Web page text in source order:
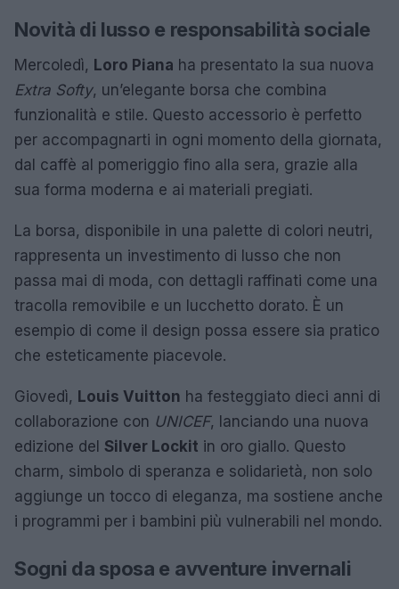
Novità di lusso e responsabilità sociale
Mercoledì, Loro Piana ha presentato la sua nuova
Extra Softy, un’elegante borsa che combina
funzionalità e stile. Questo accessorio è perfetto
per accompagnarti in ogni momento della giornata,
dal caffè al pomeriggio fino alla sera, grazie alla
sua forma moderna e ai materiali pregiati.
La borsa, disponibile in una palette di colori neutri,
rappresenta un investimento di lusso che non
passa mai di moda, con dettagli raffinati come una
tracolla removibile e un lucchetto dorato. È un
esempio di come il design possa essere sia pratico
che esteticamente piacevole.
Giovedì, Louis Vuitton ha festeggiato dieci anni di
collaborazione con UNICEF, lanciando una nuova
edizione del Silver Lockit in oro giallo. Questo
charm, simbolo di speranza e solidarietà, non solo
aggiunge un tocco di eleganza, ma sostiene anche
i programmi per i bambini più vulnerabili nel mondo.
Sogni da sposa e avventure invernali